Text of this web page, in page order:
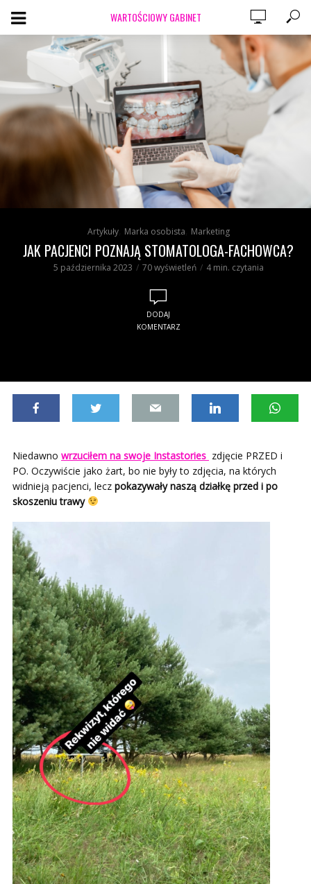
WARTOŚCIOWY GABINET
Artykuły, Marka osobista Marketing
JAK PACJENCI POZNAJĄ STOMATOLOGA-FACHOWCA?
5 października 2023 70 wyświetleń 4 min. czytania
DODAJ
KOMENTARZ
Niedawno wrzuciłem na swoje Instastories zdjęcie PRZED i
PO. Oczywiście jako żart, bo nie były to zdjęcia, na których
widnieją pacjenci, lecz pokazywały naszą działkę przed i po
skoszeniu trawy